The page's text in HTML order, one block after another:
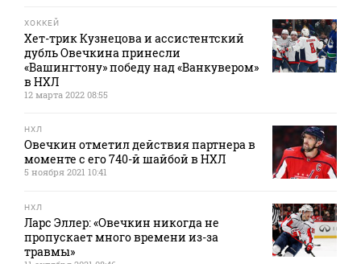
ХОККЕЙ
Хет-трик Кузнецова и ассистентский
дубль Овечкина принесли
«Вашингтону» победу над «Ванкувером»
в НХЛ
12 марта 2022 08:55
НХЛ
Овечкин отметил действия партнера в
моменте с его 740-й шайбой в НХЛ
5 ноября 2021 10:41
НХЛ
Ларс Эллер: «Овечкин никогда не
пропускает много времени из-за
травмы»